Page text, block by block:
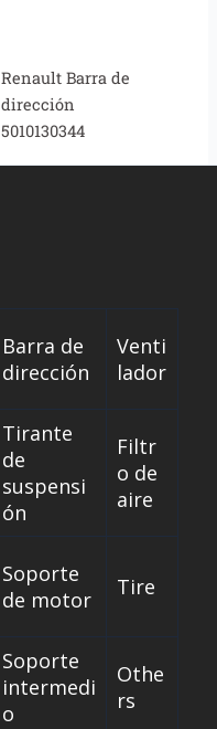
Renault Barra de
dirección
5010130344
Barra de
dirección
Venti
lador
Tirante
de
suspensi
ón
Filtr
o de
aire
Soporte
de motor
Tire
Soporte
intermedi
o
Othe
rs